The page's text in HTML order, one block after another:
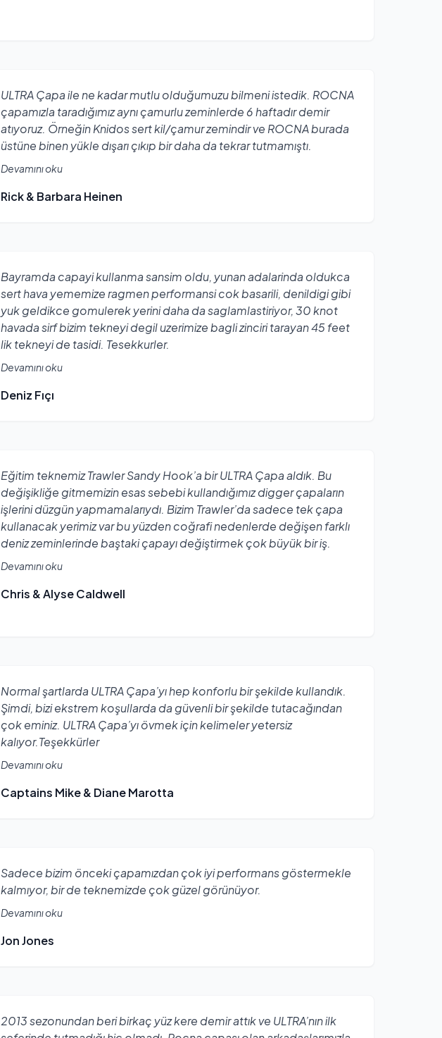
ULTRA Çapa ile ne kadar mutlu olduğumuzu bilmeni istedik. ROCNA
çapamızla taradığımız aynı çamurlu zeminlerde 6 haftadır demir
atıyoruz. Örneğin Knidos sert kil/çamur zemindir ve ROCNA burada
üstüne binen yükle dışarı çıkıp bir daha da tekrar tutmamıştı.
Devamını oku
Rick & Barbara Heinen
Bayramda capayi kullanma sansim oldu, yunan adalarinda oldukca
sert hava yememize ragmen performansi cok basarili, denildigi gibi
yuk geldikce gomulerek yerini daha da saglamlastiriyor, 30 knot
havada sirf bizim tekneyi degil uzerimize bagli zinciri tarayan 45 feet
lik tekneyi de tasidi. Tesekkurler.
Devamını oku
Deniz Fıçı
Eğitim teknemiz Trawler Sandy Hook’a bir ULTRA Çapa aldık. Bu
değişikliğe gitmemizin esas sebebi kullandığımız digger çapaların
işlerini düzgün yapmamalarıydı. Bizim Trawler’da sadece tek çapa
kullanacak yerimiz var bu yüzden coğrafi nedenlerde değişen farklı
deniz zeminlerinde baştaki çapayı değiştirmek çok büyük bir iş.
Devamını oku
Chris & Alyse Caldwell
Normal şartlarda ULTRA Çapa’yı hep konforlu bir şekilde kullandık.
Şimdi, bizi ekstrem koşullarda da güvenli bir şekilde tutacağından
çok eminiz. ULTRA Çapa’yı övmek için kelimeler yetersiz
kalıyor.Teşekkürler
Devamını oku
Captains Mike & Diane Marotta
Sadece bizim önceki çapamızdan çok iyi performans göstermekle
kalmıyor, bir de teknemizde çok güzel görünüyor.
Devamını oku
Jon Jones
2013 sezonundan beri birkaç yüz kere demir attık ve ULTRA’nın ilk